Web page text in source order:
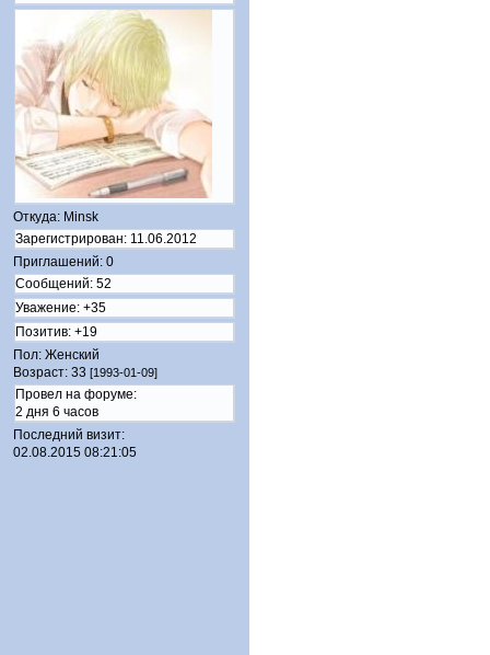
Откуда: Minsk
Зарегистрирован: 11.06.2012
Приглашений: 0
Сообщений: 52
Уважение: +35
Позитив: +19
Пол: Женский
Возраст: 33 [1993-01-09]
Провел на форуме:
2 дня 6 часов
Последний визит:
02.08.2015 08:21:05